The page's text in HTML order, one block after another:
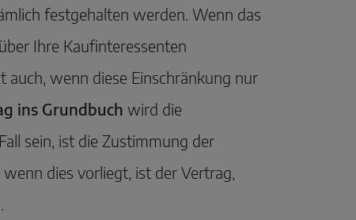
festgehalten werden. Wenn das
Ihre Kaufinteressenten
auch, wenn diese Einschränkung nur
ins Grundbuch wird die
sein, ist die Zustimmung der
dies vorliegt, ist der Vertrag,